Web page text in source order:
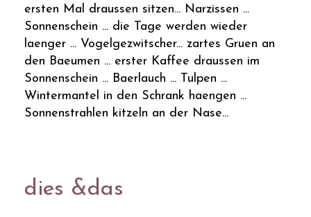
ersten Mal draussen sitzen... Narzissen ...
Sonnenschein ... die Tage werden wieder
laenger ... Vogelgezwitscher... zartes Gruen an
den Baeumen ... erster Kaffee draussen im
Sonnenschein ... Baerlauch ... Tulpen ...
Wintermantel in den Schrank haengen ...
Sonnenstrahlen kitzeln an der Nase...
dies &das